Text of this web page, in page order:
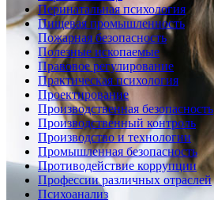
Перинатальная психология
Пищевая промышленность
Пожарная безопасность
Полезные ископаемые
Правовое регулирование
Практическая психология
Проектирование
Производственная безопасность
Производственный контроль
Производство и технологии
Промышленная безопасность
Противодействие коррупции
Профессии различных отраслей
Психоанализ